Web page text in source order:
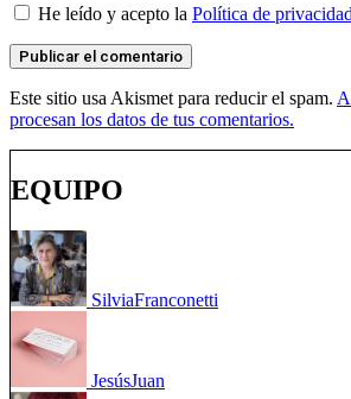
He leído y acepto la Política de privacidad
Este sitio usa Akismet para reducir el spam.
procesan los datos de tus comentarios.
EQUIPO
SilviaFranconetti
JesúsJuan